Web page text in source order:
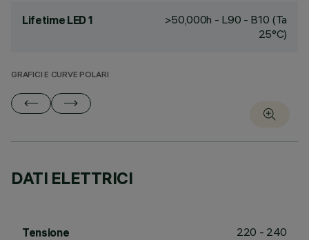
Lifetime LED 1
>50,000h - L90 - B10 (Ta
25°C)
GRAFICI E CURVE POLARI
DATI ELETTRICI
Tensione 220 - 240